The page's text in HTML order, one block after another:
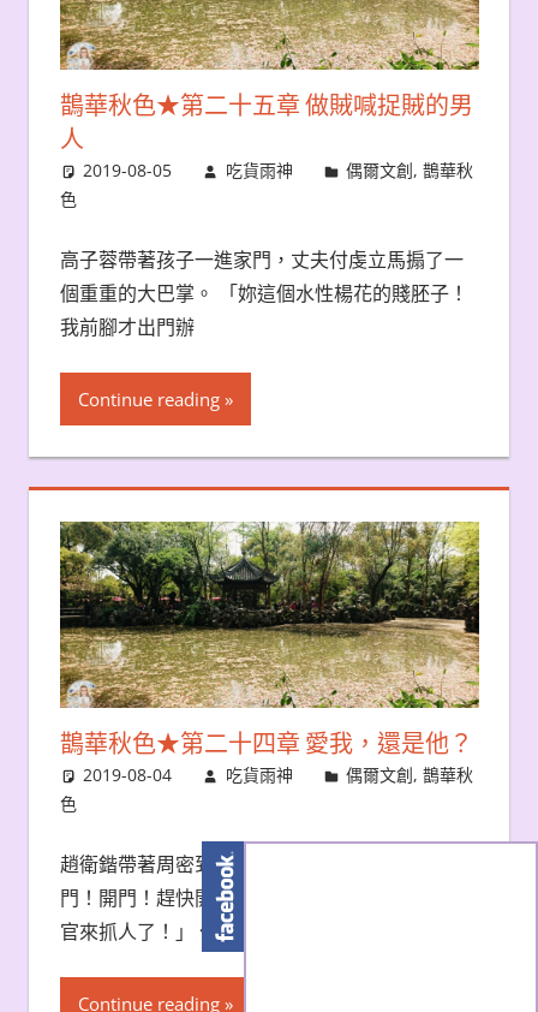
鵲華秋色★第二十五章 做賊喊捉賊的男
人
2019-08-05 吃貨雨神 偶爾文創,鵲華秋
色
高子蓉帶著孩子一進家門，丈夫付虔立馬搧了一
個重重的大巴掌。 「妳這個水性楊花的賤胚子！
我前腳才出門辦
Continue reading
鵲華秋色★第二十四章 愛我，還是他？
2019-08-04 吃貨雨神 偶爾文創,鵲華秋
色
趙衛鍇帶著周密到付家，拍著大門大喊：「開
門！開門！趕快開門！你們再不開門，我就要報
官來抓人了！」 付
Continue reading